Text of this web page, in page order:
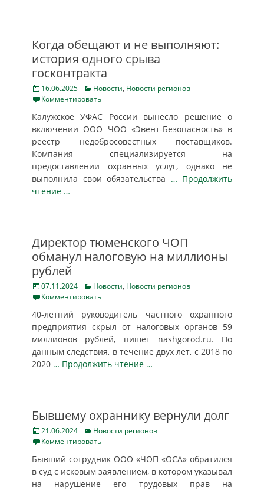
Когда обещают и не выполняют:
история одного срыва
госконтракта
Posted
on
16.06.2025 Categories
Новости, Новости регионов
Комментировать
Калужское УФАС России вынесло решение о
включении ООО ЧОО «Эвент-Безопасность» в
реестр недобросовестных поставщиков.
Компания специализируется на
предоставлении охранных услуг, однако не
выполнила свои обязательства … Продолжить
чтение …
Директор тюменского ЧОП
обманул налоговую на миллионы
рублей
Posted
on
07.11.2024 Categories
Новости, Новости регионов
Комментировать
40-летний руководитель частного охранного
предприятия скрыл от налоговых органов 59
миллионов рублей, пишет nashgorod.ru. По
данным следствия, в течение двух лет, с 2018 по
2020 … Продолжить чтение …
Бывшему охраннику вернули долг
Posted
on
21.06.2024 Categories
Новости регионов
Комментировать
Бывший сотрудник ООО «ЧОП «ОСА» обратился
в суд с исковым заявлением, в котором указывал
на нарушение его трудовых прав на